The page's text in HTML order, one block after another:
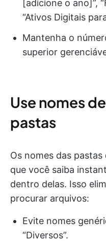
[adicione o ano]”,
“Ativos Digitais
Mantenha o
superior
Use nomes
pastas
Os nomes das
que você saiba
dentro delas. Isso
procurar arquivos:
Evite nomes
“Diversos”.